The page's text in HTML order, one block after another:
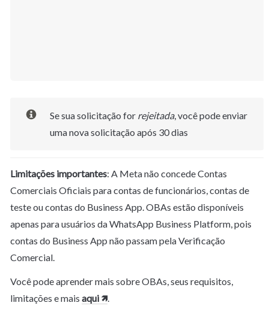
Se sua solicitação for rejeitada, você pode enviar
uma nova solicitação após 30 dias
Limitações importantes: A Meta não concede Contas
Comerciais Oficiais para contas de funcionários, contas de
teste ou contas do Business App. OBAs estão disponíveis
apenas para usuários da WhatsApp Business Platform, pois
contas do Business App não passam pela Verificação
Comercial.
Você pode aprender mais sobre OBAs, seus requisitos,
limitações e mais aqui 🡽.